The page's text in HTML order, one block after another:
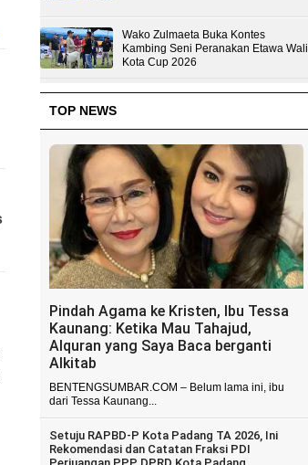
Wako Zulmaeta Buka Kontes
Kambing Seni Peranakan Etawa Wali
Kota Cup 2026
TOP NEWS
Pindah Agama ke Kristen, Ibu Tessa
Kaunang: Ketika Mau Tahajud,
Alquran yang Saya Baca berganti
Alkitab
BENTENGSUMBAR.COM – Belum lama ini, ibu
dari Tessa Kaunang...
Setuju RAPBD-P Kota Padang TA 2026, Ini
Rekomendasi dan Catatan Fraksi PDI